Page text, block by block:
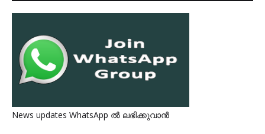
News updates WhatsApp ൽ ലഭിക്കുവാൻ